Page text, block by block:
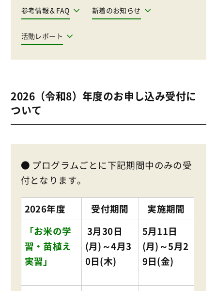
参考情報＆FAQ 新着のお知らせ
活動レポート
2026（令和8）年度のお申し込み受付に
ついて
● プログラムごとに下記期間中のみの受
付となります。
2026年度 受付期間
実施期間
「お米の学
習・苗植え
実習」
3月30日
(月)～4月3
0日(木)
5月11日
(月)～5月2
9日(金)